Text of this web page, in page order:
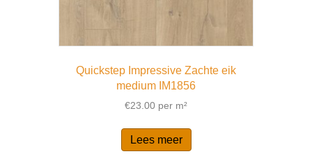
Quickstep Impressive Zachte eik
medium IM1856
€23.00 per m²
Lees meer